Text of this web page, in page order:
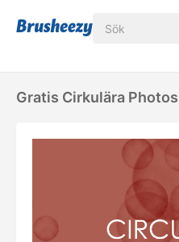
Gratis Cirkulära